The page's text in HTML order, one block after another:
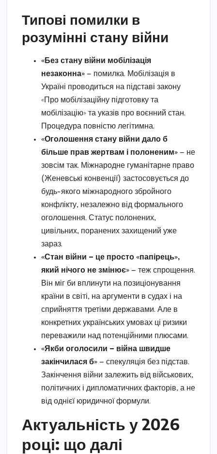
Типові помилки в
розумінні стану війни
«Без стану війни мобілізація
незаконна» — помилка. Мобілізація в
Україні проводиться на підставі закону
«Про мобілізаційну підготовку та
мобілізацію» та указів про воєнний стан.
Процедура повністю легітимна.
«Оголошення стану війни дало б
більше прав жертвам і полоненим» — не
зовсім так. Міжнародне гуманітарне право
(Женевські конвенції) застосовується до
будь-якого міжнародного збройного
конфлікту, незалежно від формального
оголошення. Статус полонених,
цивільних, поранених захищений уже
зараз.
«Стан війни — це просто «папірець»,
який нічого не змінює» — теж спрощення.
Він міг би вплинути на позиціонування
країни в світі, на аргументи в судах і на
сприйняття третіми державами. Але в
конкретних українських умовах ці ризики
переважили над потенційними плюсами.
«Якби оголосили — війна швидше
закінчилася б» — спекуляція без підстав.
Закінчення війни залежить від військових,
політичних і дипломатичних факторів, а не
від однієї юридичної формули.
Актуальність у 2026
році: що далі